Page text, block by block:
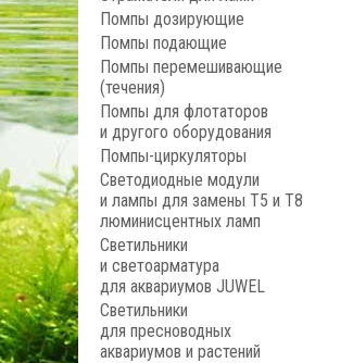
Помпы дозирующие
Помпы подающие
Помпы перемешивающие
(течения)
Помпы для флотаторов
и другого оборудования
Помпы-циркуляторы
Светодиодные модули
и лампы для замены Т5 и Т8
люминисцентных ламп
Светильники
и светоарматура
для аквариумов JUWEL
Светильники
для пресноводных
аквариумов и растений